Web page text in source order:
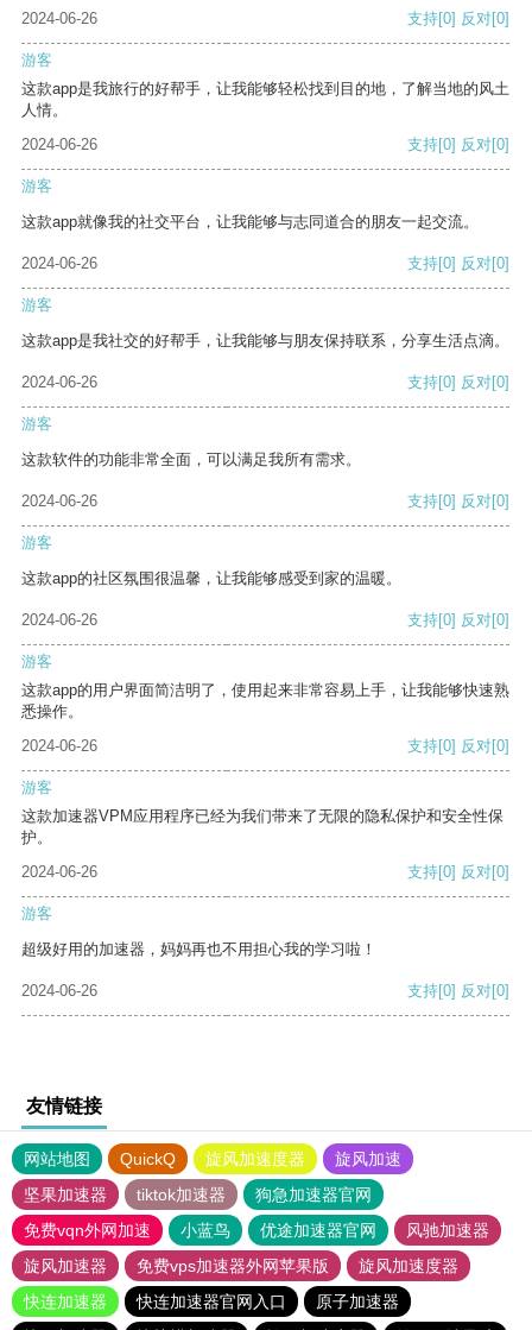
2024-06-26
支持[0] 反对[0]
游客
这款app是我旅行的好帮手，让我能够轻松找到目的地，了解当地的风土
人情。
2024-06-26
支持[0] 反对[0]
游客
这款app就像我的社交平台，让我能够与志同道合的朋友一起交流。
2024-06-26 支持[0] 反对[0]
游客
这款app是我社交的好帮手，让我能够与朋友保持联系，分享生活点滴。
2024-06-26 支持[0] 反对[0]
游客
这款软件的功能非常全面，可以满足我所有需求。
2024-06-26 支持[0] 反对[0]
游客
这款app的社区氛围很温馨，让我能够感受到家的温暖。
2024-06-26 支持[0] 反对[0]
游客
这款app的用户界面简洁明了，使用起来非常容易上手，让我能够快速熟
悉操作。
2024-06-26
支持[0] 反对[0]
游客
这款加速器VPM应用程序已经为我们带来了无限的隐私保护和安全性保
护。
2024-06-26
支持[0] 反对[0]
游客
超级好用的加速器，妈妈再也不用担心我的学习啦！
2024-06-26 支持[0] 反对[0]
友情链接
网站地图 QuickQ 旋风加速度器
旋风加速
坚果加速器
tiktok加速器
狗急加速器官网
免费vqn外网加速
小蓝鸟 优途加速器官网
风驰加速器
旋风加速器
免费vps加速器外网苹果版
旋风加速度器
快连加速器
快连加速器官网入口
原子加速器